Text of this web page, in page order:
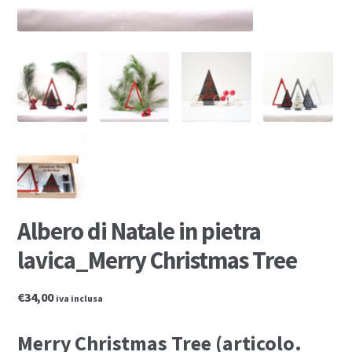
Albero di Natale in pietra
lavica_Merry Christmas Tree
€34,00 iva inclusa
Merry Christmas Tree (articolo.